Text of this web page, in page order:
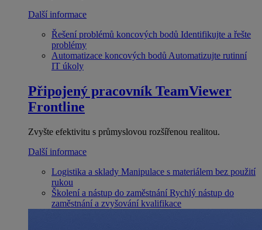
Další informace
Řešení problémů koncových bodů Identifikujte a řešte
problémy
Automatizace koncových bodů Automatizujte rutinní
IT úkoly
Připojený pracovník TeamViewer
Frontline
Zvyšte efektivitu s průmyslovou rozšířenou realitou.
Další informace
Logistika a sklady Manipulace s materiálem bez použití
rukou
Školení a nástup do zaměstnání Rychlý nástup do
zaměstnání a zvyšování kvalifikace